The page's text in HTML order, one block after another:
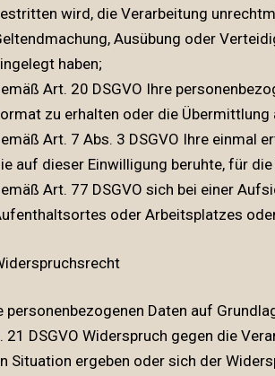
wird, die Verarbeitung
Ausübung oder
haben;
Art. 20 DSGVO Ihre
zu erhalten oder die
Art. 7 Abs. 3 DSGVO Ihre einmal
auf dieser Einwilligung beruhte, für
Art. 77 DSGVO sich bei einer
oder Arbeitsplatzes
personenbezogenen Daten auf
21 DSGVO Widerspruch gegen die
Situation ergeben oder sich der